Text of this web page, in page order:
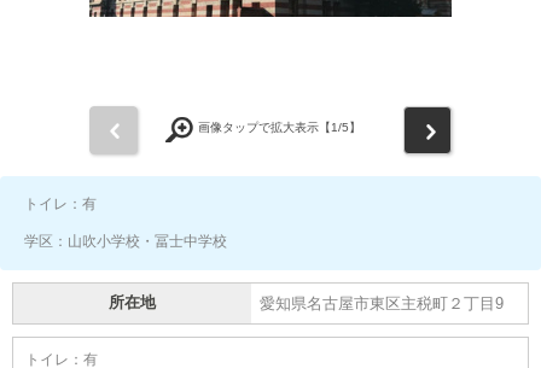
画像タップで拡大表示【1/5】
トイレ：有
学区：山吹小学校・冨士中学校
所在地 愛知県名古屋市東区主税町２丁目9
トイレ：有